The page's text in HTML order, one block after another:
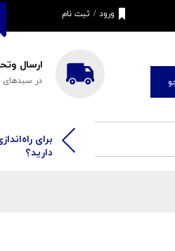
ارسال
در سبدهای
ورود / ثبت نام
حساب کاربری من
تغییر گذر واژه
سفارشات
کاربری
​​برای
دارید؟